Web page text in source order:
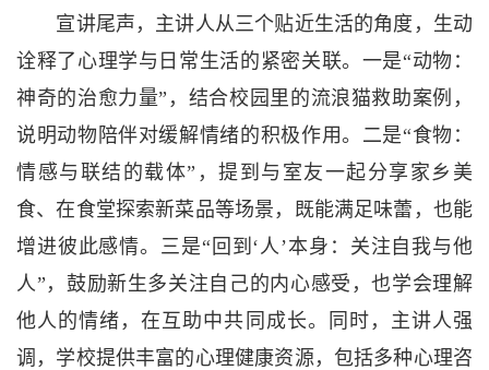
宣讲尾声，主讲人从三个贴近生活的角度，生动
诠释了心理学与日常生活的紧密关联。一是“动物：
神奇的治愈力量”，结合校园里的流浪猫救助案例，
说明动物陪伴对缓解情绪的积极作用。二是“食物：
情感与联结的载体”，提到与室友一起分享家乡美
食、在食堂探索新菜品等场景，既能满足味蕾，也能
增进彼此感情。三是“回到‘人’本身：关注自我与他
人”，鼓励新生多关注自己的内心感受，也学会理解
他人的情绪，在互助中共同成长。同时，主讲人强
调，学校提供丰富的心理健康资源，包括多种心理咨